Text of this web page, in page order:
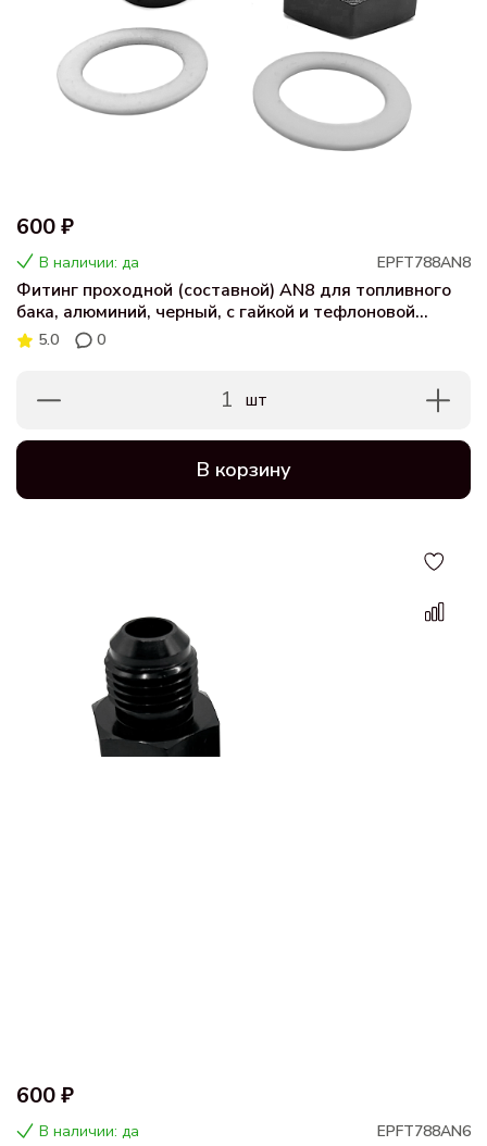
600 ₽
В наличии: да EPFT788AN8
Фитинг проходной (составной) AN8 для топливного
бака, алюминий, черный, с гайкой и тефлоновой
шайбой
5.0 0
1 шт
В корзину
600 ₽
В наличии: да EPFT788AN6